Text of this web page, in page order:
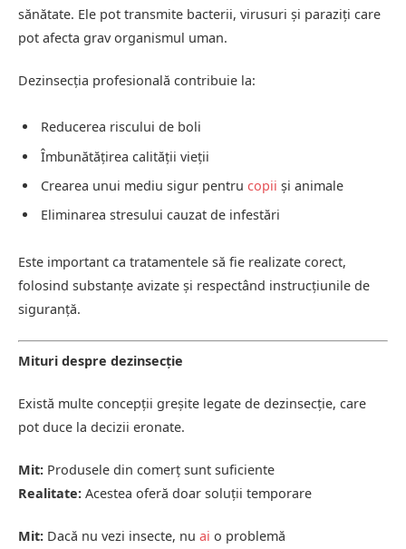
sănătate. Ele pot transmite bacterii, virusuri și paraziți care
pot afecta grav organismul uman.
Dezinsecția profesională contribuie la:
Reducerea riscului de boli
Îmbunătățirea calității vieții
Crearea unui mediu sigur pentru copii și animale
Eliminarea stresului cauzat de infestări
Este important ca tratamentele să fie realizate corect,
folosind substanțe avizate și respectând instrucțiunile de
siguranță.
Mituri despre dezinsecție
Există multe concepții greșite legate de dezinsecție, care
pot duce la decizii eronate.
Mit: Produsele din comerț sunt suficiente
Realitate: Acestea oferă doar soluții temporare
Mit: Dacă nu vezi insecte, nu ai o problemă